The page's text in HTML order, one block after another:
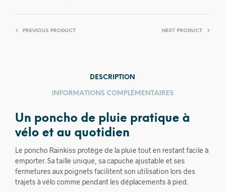
PREVIOUS PRODUCT NEXT PRODUCT
DESCRIPTION
INFORMATIONS COMPLÉMENTAIRES
Un poncho de pluie pratique à
vélo et au quotidien
Le poncho Rainkiss protège de la pluie tout en restant facile à
emporter. Sa taille unique, sa capuche ajustable et ses
fermetures aux poignets facilitent son utilisation lors des
trajets à vélo comme pendant les déplacements à pied.